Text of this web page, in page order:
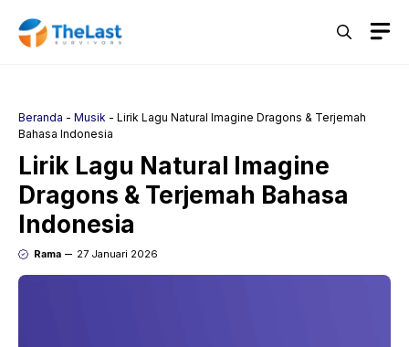
Beranda - Musik - Lirik Lagu Natural Imagine Dragons & Terjemah
Bahasa Indonesia
Lirik Lagu Natural Imagine
Dragons & Terjemah Bahasa
Indonesia
Rama 27 Januari 2026